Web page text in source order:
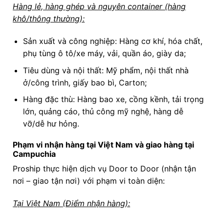
Hàng lẻ, hàng ghép và nguyên container (hàng
khô/thông thường):
Sản xuất và công nghiệp: Hàng cơ khí, hóa chất,
phụ tùng ô tô/xe máy, vải, quần áo, giày da;
Tiêu dùng và nội thất: Mỹ phẩm, nội thất nhà
ở/công trình, giấy bao bì, Carton;
Hàng đặc thù: Hàng bao xe, cồng kềnh, tải trọng
lớn, quảng cáo, thủ công mỹ nghệ, hàng dễ
vỡ/dễ hư hỏng.
Phạm vi nhận hàng tại Việt Nam và giao hàng tại
Campuchia
Proship thực hiện dịch vụ Door to Door (nhận tận
nơi – giao tận nơi) với phạm vi toàn diện:
Tại Việt Nam (Điểm nhận hàng):